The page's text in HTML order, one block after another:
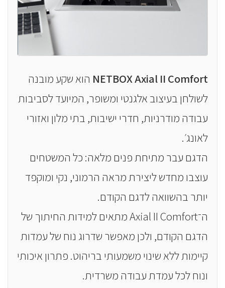
NETBOX Axial II Comfort הוא שקע מובנה
לשולחן בעיצוב אלגנטי ומשופר, המיועד לסביבות
עבודה מודרניות, חדרי ישיבות, בתי מלון ואזורי
לאונג׳.
הדגם עבר מתיחת פנים מלאה: כל המשטחים
עוצבו מחדש ליצירת מראה הרמוני, נקי ומוקפד
יותר בהשוואה לדגם הקודם.
ה־Axial II Comfort מתאים למידות החיתוך של
הדגם הקודם, ולכן מאפשר שדרוג נוח של עמדות
קיימות ללא שינוי משמעותי בריהוט. פתרון איכותי
ונוח לכל עמדת עבודה משרדית.